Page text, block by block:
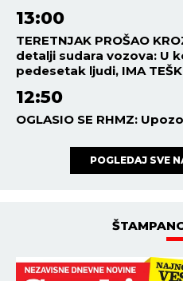
13:00
TERETNJAK PROŠAO
detalji sudara vozova: U
pedesetak ljudi, IMA
12:50
OGLASIO SE RHMZ:
POGLEDAJ SVE